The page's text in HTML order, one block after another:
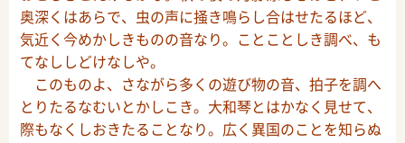
奥深くはあらで、虫の声に掻き鳴らし合はせたるほど、
気近く今めかしきものの音なり。ことことしき調べ、も
てなししどけなしや。
このものよ、さながら多くの遊び物の音、拍子を調へ
とりたるなむいとかしこき。大和琴とはかなく見せて、
際もなくしおきたることなり。広く異国のことを知らぬ